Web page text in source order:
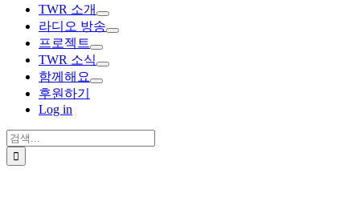
TWR 소개
라디오 방송
프로젝트
TWR 소식
함께해요
후원하기
Log in
검
색: